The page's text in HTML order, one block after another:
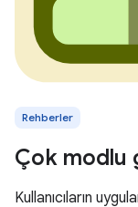
Rehberler
Çok modlu
Kullanıcıların